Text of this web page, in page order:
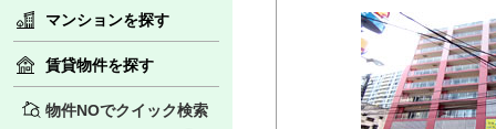
マンションを探す
賃貸物件を探す
物件NOでクイック検索